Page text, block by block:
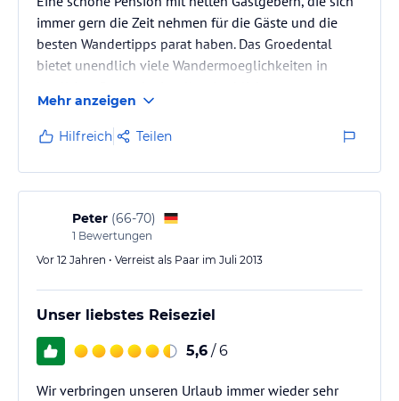
immer gern die Zeit nehmen für die Gäste und die
besten Wandertipps parat haben. Das Groedental
bietet unendlich viele Wandermoeglichkeiten in
Mehr anzeigen
Hilfreich Teilen
Peter (66-70)
1 Bewertungen
Vor 12 Jahren • Verreist als Paar im Juli 2013
Unser liebstes Reiseziel
5,6 / 6
Wir verbringen unseren Urlaub immer wieder sehr